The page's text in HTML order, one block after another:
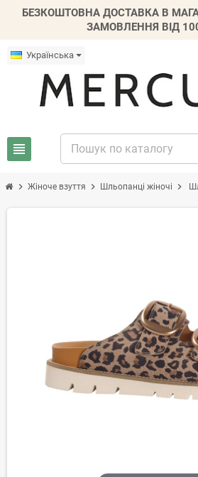
БЕЗКОШТОВНА ДОСТАВКА В
ЗАМОВЛЕННЯ ВІД
Українська
view_headline
chevron_right Жіноче взуття chevron_right Шльопанці жіночі chevron_right